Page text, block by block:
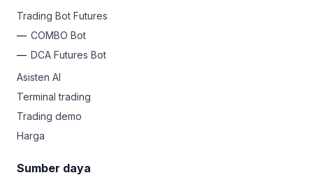
Trading Bot Futures
COMBO Bot
DCA Futures Bot
Asisten AI
Terminal trading
Trading demo
Harga
Sumber daya